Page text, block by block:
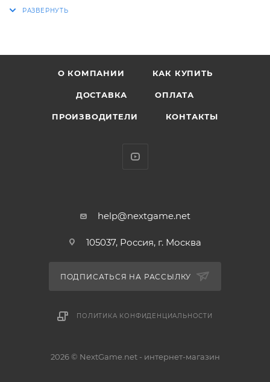
* Оригинальный и официально лицензированный
"Озарк". Венди и Марти Бирд женаты почти 20 лет. У
О КОМПАНИИ КАК КУПИТЬ
ДОСТАВКА ОПЛАТА
ПРОИЗВОДИТЕЛИ КОНТАКТЫ
help@nextgame.net
105037, Россия, г. Москва
ПОДПИСАТЬСЯ НА РАССЫЛКУ
ПОЛИТИКА КОНФИДЕНЦИАЛЬНОСТИ
2026 © NextGame.net - интернет-магазин